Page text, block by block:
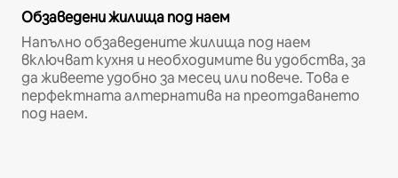
Обзаведени жилища под наем
Напълно обзаведените жилища под наем
включват кухня и необходимите ви удобства, за
да живеете удобно за месец или повече. Това е
перфектната алтернатива на преотдаването
под наем.